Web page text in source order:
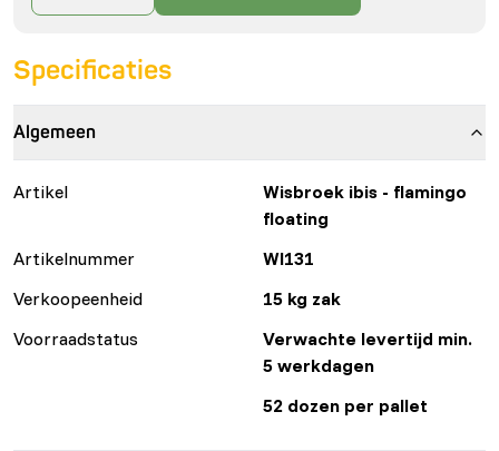
Specificaties
Algemeen
Artikel
Wisbroek ibis - flamingo
floating
Artikelnummer
WI131
Verkoopeenheid
15 kg zak
Voorraadstatus
Verwachte levertijd min.
5 werkdagen
52 dozen per pallet